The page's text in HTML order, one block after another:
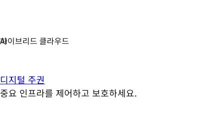
디지털 주권
중요 인프라를 제어하고 보호하세요.